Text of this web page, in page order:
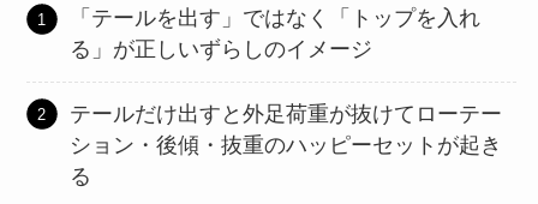
「テールを出す」ではなく「トップを入れ
る」が正しいずらしのイメージ
テールだけ出すと外足荷重が抜けてローテー
ション・後傾・抜重のハッピーセットが起き
る